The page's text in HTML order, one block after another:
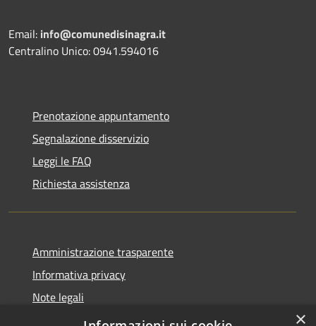
Email: info@comunedisinagra.it
Centralino Unico: 0941.594016
Prenotazione appuntamento
Segnalazione disservizio
Leggi le FAQ
Richiesta assistenza
Amministrazione trasparente
Informativa privacy
Note legali
Dichiarazione di accessibilità
×